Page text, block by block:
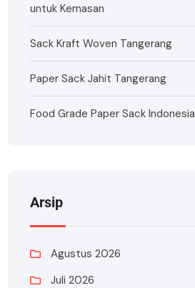
untuk Kemasan
Sack Kraft Woven Tangerang
Paper Sack Jahit Tangerang
Food Grade Paper Sack Indonesia
Arsip
Agustus 2026
Juli 2026